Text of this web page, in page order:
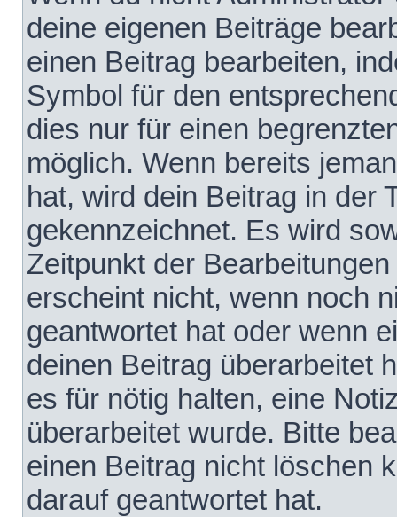
deine eigenen Beiträge
einen Beitrag bearbeiten,
Symbol für den
dies nur für einen
möglich. Wenn bereits
hat, wird dein Beitrag in der
gekennzeichnet. Es wird
Zeitpunkt der
erscheint nicht, wenn noch
geantwortet hat oder wenn
deinen Beitrag überarbeitet
es für nötig halten, eine
überarbeitet wurde. Bitte
einen Beitrag nicht löschen
darauf geantwortet hat.